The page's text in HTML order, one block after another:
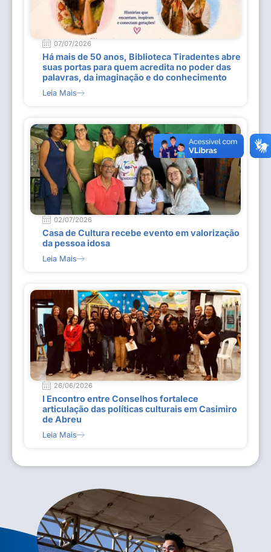
07/07/2026
Há mais de 50 anos, Biblioteca Tiradentes abre
suas portas para quem acredita no poder das
palavras, da imaginação e do conhecimento
Leia Mais
02/07/2026
Casa de Cultura recebe evento em valorização
da pessoa idosa
Leia Mais
26/06/2026
I Encontro entre Conselhos fortalece
articulação das políticas culturais em Casimiro
de Abreu
Leia Mais